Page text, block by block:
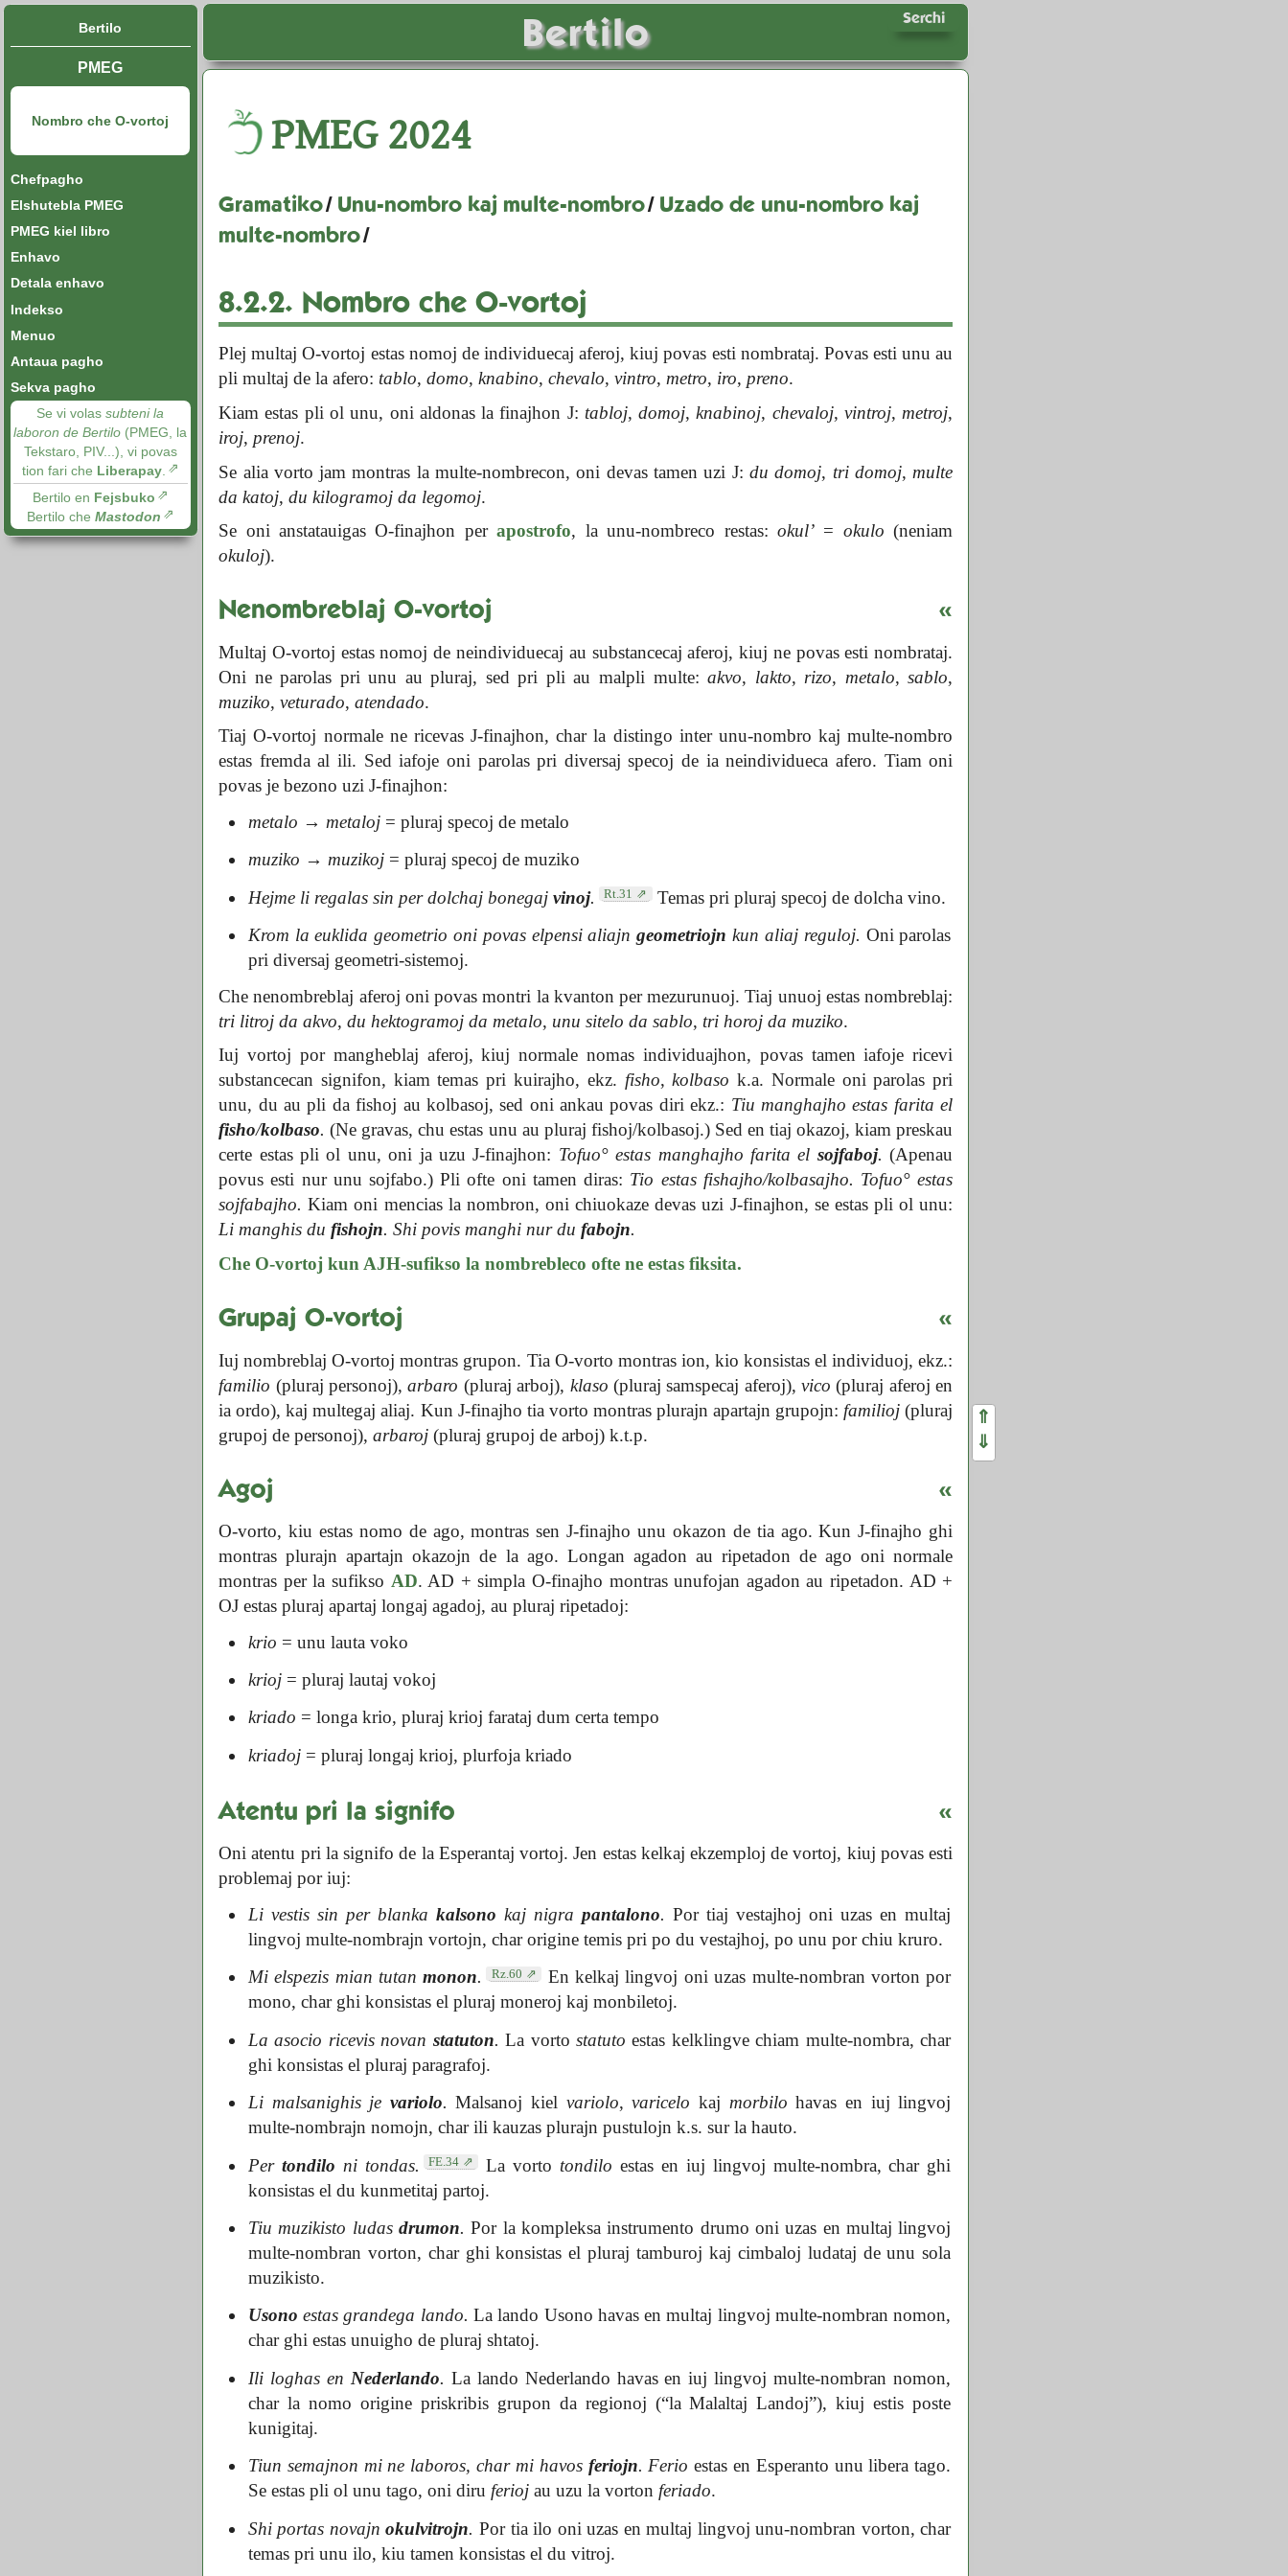
Bertilo Serchi
Bertilo
PMEG
Nombro che O-vortoj
Chefpagho
Elshutebla PMEG
PMEG kiel libro
Enhavo
Detala enhavo
Indekso
Menuo
Antaua pagho
Sekva pagho
Se vi volassubteni la
laboron de Bertilo (PMEG, la
Tekstaro, PIV...), vi povas
tion fari che Liberapay.
Bertilo en Fejsbuko
Bertilo cheMastodon
PMEG2024
Gramatiko/ Unu-nombro kaj multe-nombro/ Uzado de unu-nombro kaj
multe-nombro/
8.2.2. Nombro che O-vortoj
Plej multaj O-vortoj estas nomoj de individuecaj aferoj, kiuj povas esti nombrataj. Povas esti unu au
pli multaj de la afero: tablo,domo,knabino,chevalo,vintro,metro, iro,preno.
Kiam estas pli ol unu, oni aldonas la finajhon J: tabloj,domoj,knabinoj, chevaloj, vintroj, metroj,
iroj, prenoj.
Se alia vorto jam montras la multe-nombrecon, oni devas tamen uzi J: du domoj, tri domoj, multe
da katoj,du kilogramoj da legomoj.
Se oni anstatauigas O-finajhon perapostrofo, la unu-nombreco restas: okul’= okulo (neniam
okuloj).
Nenombreblaj O-vortoj «
Multaj O-vortoj estas nomoj de neindividuecaj au substancecaj aferoj, kiuj ne povas esti nombrataj.
Oni ne parolas pri unu au pluraj, sed pri pli au malpli multe:akvo, lakto, rizo, metalo,sablo,
muziko,veturado,atendado.
Tiaj O-vortoj normale ne ricevas J-finajhon, char la distingo inter unu-nombro kaj multe-nombro
estas fremda al ili. Sed iafoje oni parolas pri diversaj specoj de ia neindividueca afero. Tiam oni
povas je bezono uzi J-finajhon:
metalo → metaloj= pluraj specoj de metalo
muziko → muzikoj= pluraj specoj de muziko
Hejme li regalas sin per dolchaj bonegaj vinoj. Rt.31
Temas pri pluraj specoj de dolcha vino.
Krom la euklida geometrio oni povas elpensi aliajngeometriojn kun aliaj reguloj. Oni parolas
pri diversaj geometri-sistemoj.
Che nenombreblaj aferoj oni povas montri la kvanton per mezurunuoj. Tiaj unuoj estas nombreblaj:
tri litroj da akvo,du hektogramoj da metalo, unu sitelo da sablo, tri horoj da muziko.
Iuj vortoj por mangheblaj aferoj, kiuj normale nomas individuajhon, povas tamen iafoje ricevi
substancecan signifon, kiam temas pri kuirajho, ekz. fisho,kolbaso k.a. Normale oni parolas pri
unu, du au pli da fishoj au kolbasoj, sed oni ankau povas diri ekz.: Tiu manghajho estas farita el
fisho/kolbaso. (Ne gravas, chu estas unu au pluraj fishoj/kolbasoj.) Sed en tiaj okazoj, kiam preskau
certe estas pli ol unu, oni ja uzu J-finajhon: Tofuo° estas manghajho farita el sojfaboj. (Apenau
povus esti nur unu sojfabo.) Pli ofte oni tamen diras: Tio estas fishajho/kolbasajho. Tofuo° estas
sojfabajho. Kiam oni mencias la nombron, oni chiuokaze devas uzi J-finajhon, se estas pli ol unu:
Li manghis dufishojn. Shi povis manghi nur dufabojn.
Che O-vortoj kun AJH-sufikso la nombrebleco ofte ne estas fiksita.
Grupaj O-vortoj «
Iuj nombreblaj O-vortoj montras grupon. Tia O-vorto montras ion, kio konsistas el individuoj, ekz.:
familio (pluraj personoj),arbaro (pluraj arboj), klaso (pluraj samspecaj aferoj),vico (pluraj aferoj en
ia ordo), kaj multegaj aliaj. Kun J-finajho tia vorto montras plurajn apartajn grupojn: familioj (pluraj
grupoj de personoj),arbaroj (pluraj grupoj de arboj) k.t.p.
Agoj «
O-vorto, kiu estas nomo de ago, montras sen J-finajho unu okazon de tia ago. Kun J-finajho ghi
montras plurajn apartajn okazojn de la ago. Longan agadon au ripetadon de ago oni normale
montras per la sufikso AD. AD + simpla O-finajho montras unufojan agadon au ripetadon. AD +
OJ estas pluraj apartaj longaj agadoj, au pluraj ripetadoj:
krio = unu lauta voko
krioj= pluraj lautaj vokoj
kriado = longa krio, pluraj krioj farataj dum certa tempo
kriadoj= pluraj longaj krioj, plurfoja kriado
Atentu pri la signifo «
Oni atentu pri la signifo de la Esperantaj vortoj. Jen estas kelkaj ekzemploj de vortoj, kiuj povas esti
problemaj por iuj:
Li vestis sin per blankakalsono kaj nigrapantalono. Por tiaj vestajhoj oni uzas en multaj
lingvoj multe-nombrajn vortojn, char origine temis pri po du vestajhoj, po unu por chiu kruro.
Mi elspezis mian tutanmonon. Rz.60
En kelkaj lingvoj oni uzas multe-nombran vorton por
mono, char ghi konsistas el pluraj moneroj kaj monbiletoj.
La asocio ricevis novan statuton. La vortostatuto estas kelklingve chiam multe-nombra, char
ghi konsistas el pluraj paragrafoj.
Li malsanighis je variolo. Malsanoj kiel variolo,varicelo kaj morbilo havas en iuj lingvoj
multe-nombrajn nomojn, char ili kauzas plurajn pustulojn k.s. sur la hauto.
Per tondilo ni tondas. FE.34 La vorto tondilo estas en iuj lingvoj multe-nombra, char ghi
konsistas el du kunmetitaj partoj.
Tiu muzikisto ludas drumon. Por la kompleksa instrumento drumo oni uzas en multaj lingvoj
multe-nombran vorton, char ghi konsistas el pluraj tamburoj kaj cimbaloj ludataj de unu sola
muzikisto.
Usono estas grandega lando. La lando Usono havas en multaj lingvoj multe-nombran nomon,
char ghi estas unuigho de pluraj shtatoj.
Ili loghas en Nederlando. La lando Nederlando havas en iuj lingvoj multe-nombran nomon,
char la nomo origine priskribis grupon da regionoj (“la Malaltaj Landoj”), kiuj estis poste
kunigitaj.
Tiun semajnon mi ne laboros, char mi havos feriojn. Ferio estas en Esperanto unu libera tago.
Se estas pli ol unu tago, oni diru feriojau uzu la vorton feriado.
Shi portas novajnokulvitrojn. Por tia ilo oni uzas en multaj lingvoj unu-nombran vorton, char
temas pri unu ilo, kiu tamen konsistas el du vitroj.
⇑
⇓